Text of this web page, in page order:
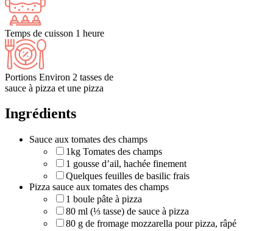
Temps de cuisson 1 heure
Portions Environ 2 tasses de
sauce à pizza et une pizza
Ingrédients
Sauce aux tomates des champs
1kg Tomates des champs
1 gousse d’ail, hachée finement
Quelques feuilles de basilic frais
Pizza sauce aux tomates des champs
1 boule pâte à pizza
80 ml (⅓ tasse) de sauce à pizza
80 g de fromage mozzarella pour pizza, râpé